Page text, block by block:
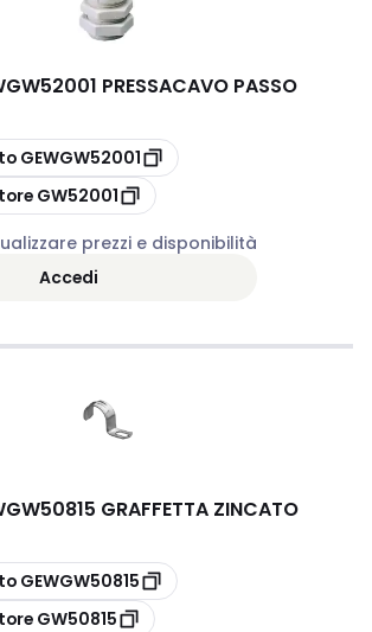
PRESSACAVO PASSO
GEWGW52001
GW52001
prezzi e disponibilità
Accedi
GRAFFETTA ZINCATO
GEWGW50815
GW50815